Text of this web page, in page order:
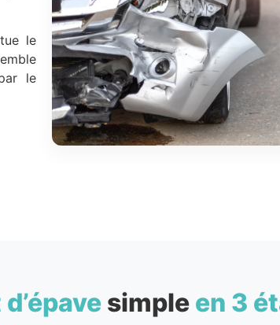
le
le
simple en 3